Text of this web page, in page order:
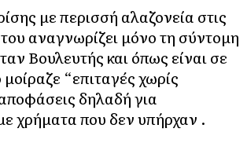
με περισσή αλαζονεία στις
αναγνωρίζει μόνο τη σύντομη
Βουλευτής και όπως είναι σε
“επιταγές χωρίς
δηλαδή για
χρήματα που δεν υπήρχαν .